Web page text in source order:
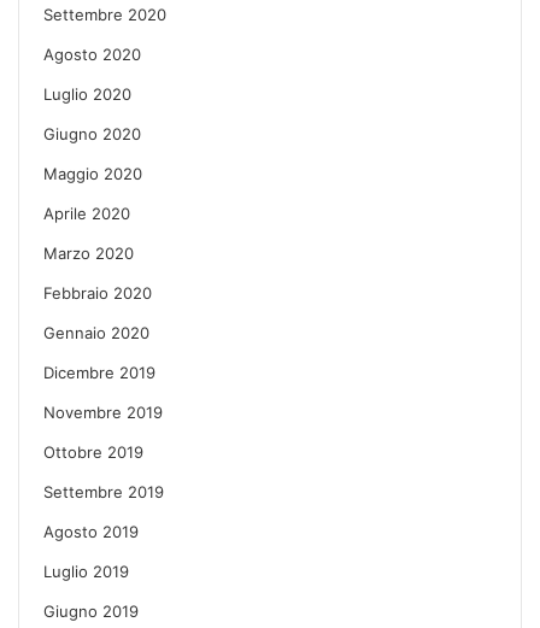
Settembre 2020
Agosto 2020
Luglio 2020
Giugno 2020
Maggio 2020
Aprile 2020
Marzo 2020
Febbraio 2020
Gennaio 2020
Dicembre 2019
Novembre 2019
Ottobre 2019
Settembre 2019
Agosto 2019
Luglio 2019
Giugno 2019